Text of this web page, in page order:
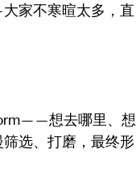
家不寒暄太多，直
想去哪里、想
选、打磨，最终形